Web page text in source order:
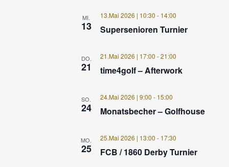
MI.
13 Supersenioren Turnier
13.Mai 2026 | 10:30 - 14:00
DO.
21 time4golf – Afterwork
21.Mai 2026 | 17:00 -21:00
SO.
24 Monatsbecher – Golfhouse
24.Mai 2026 | 9:00 - 15:00
MO.
25 FCB / 1860 Derby Turnier
25.Mai 2026 | 13:00 - 17:30